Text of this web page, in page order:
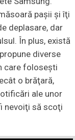
paşii şi îţi
deplasare, dar
În plus, există
diverse
care foloseşti
o brăţară,
ale unor
nevoiţi să scoţi